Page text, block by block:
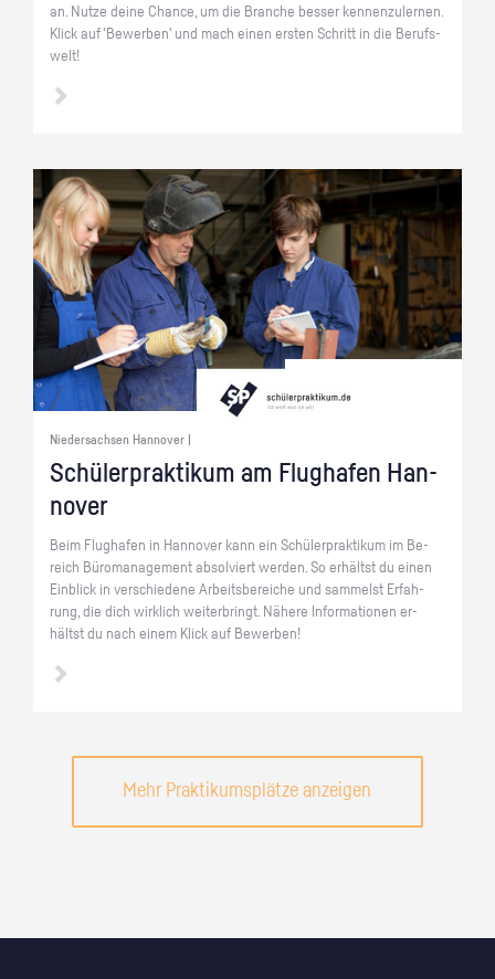
an. Nutze deine Chan­ce, um die Bran­che bes­ser ken­nen­zu­ler­nen.
Klick auf 'Be­wer­ben' und mach einen ers­ten Schritt in die Be­rufs­
welt!
Niedersachsen Hannover |
Schü­ler­prak­ti­kum am Flug­ha­fen Han­
no­ver
Beim Flug­ha­fen in Han­no­ver kann ein Schü­ler­prak­ti­kum im Be­
reich Bü­ro­ma­nage­ment ab­sol­viert wer­den. So er­hältst du einen
Ein­blick in ver­schie­de­ne Ar­beits­be­rei­che und sam­melst Er­fah­
rung, die dich wirk­lich wei­ter­bringt. Nä­he­re In­for­ma­tio­nen er­
hältst du nach einem Klick auf Be­wer­ben!
Mehr Praktikumsplätze anzeigen